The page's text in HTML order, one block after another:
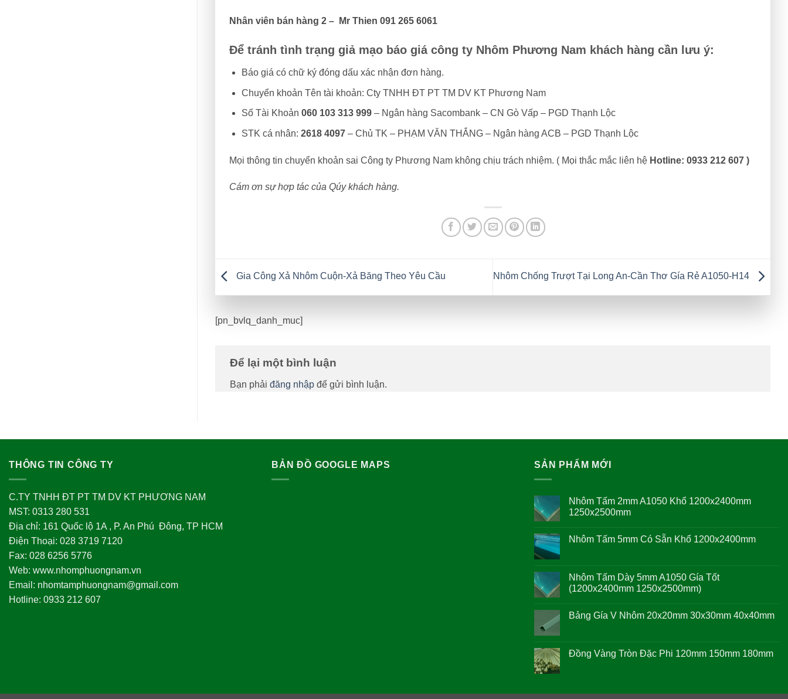
Nhân viên bán hàng 2 – Mr Thien 091 265 6061
Để tránh tình trạng giả mạo báo giá công ty Nhôm Phương Nam khách hàng cần lưu ý:
Báo giá có chữ ký đóng dấu xác nhận đơn hàng.
Chuyển khoản Tên tài khoản: Cty TNHH ĐT PT TM DV KT Phương Nam
Số Tài Khoản 060 103 313 999– Ngân hàng Sacombank – CN Gò Vấp – PGD Thạnh Lộc
STK cá nhân: 2618 4097– Chủ TK – PHẠM VĂN THẮNG – Ngân hàng ACB – PGD Thạnh Lộc
Mọi thông tin chuyển khoản sai Công ty Phương Nam không chịu trách nhiệm. ( Mọi thắc mắc liên hệ Hotline: 0933 212 607 )
Cám ơn sự hợp tác của Qúy khách hàng.
Gia Công Xả Nhôm Cuộn-Xả Băng Theo Yêu Cầu Nhôm Chống Trượt Tại Long An-Cần Thơ Gía Rẻ A1050-H14
[pn_bvlq_danh_muc]
Để lại một bình luận
Bạn phải đăng nhập để gửi bình luận.
THÔNG TIN CÔNG TY
C.TY TNHH ĐT PT TM DV KT PHƯƠNG NAM
MST: 0313 280 531
Địa chỉ: 161 Quốc lộ 1A , P. An Phú Đông, TP HCM
Điện Thoại: 028 3719 7120
Fax: 028 6256 5776
Web: www.nhomphuongnam.vn
Email: nhomtamphuongnam@gmail.com
Hotline: 0933 212 607
BẢN ĐỒ GOOGLE MAPS SẢN PHẨM MỚI
Nhôm Tấm 2mm A1050 Khổ 1200x2400mm
1250x2500mm
bình
2mm
A1050
Khổ
Nhôm Tấm 5mm Có Sẵn Khổ 1200x2400mm
luận
ở
Nhôm
Có
Sẵn
Nhôm Tấm Dày 5mm A1050 Gía Tốt
(1200x2400mm 1250x2500mm)
bình
Dày
Bảng Gía V Nhôm 20x20mm 30x30mm 40x40mm
luận
ở
20x20mm
Đồng Vàng Tròn Đặc Phi 120mm 150mm 180mm
ở